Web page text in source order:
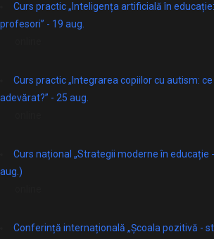
Curs practic „Inteligența artificială în
profesori” - 19 aug.
Curs practic „Integrarea copiilor cu autism:
adevărat?” - 25 aug.
Curs național „Strategii moderne în educație
aug.)
Conferință internațională „Școala pozitivă -